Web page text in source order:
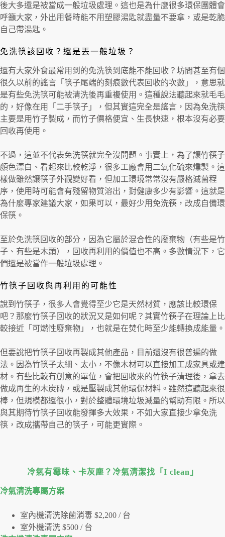
後大多還是被當成一般垃圾處理。這也是為什麼很多環保團體會
呼籲大家，外出用餐時能不用塑膠湯匙就盡量不要拿，或是乾脆
自己帶湯匙。
免洗筷該回收？還是丟一般垃圾？
還有大家外食最常用到的免洗筷到底能不能回收？坊間甚至有個
很久以前的謠言「筷子尾端的刻痕數代表回收的次數」，意思就
是有些免洗筷可能被清洗後再重複使用。這種說法聽起來就毛毛
的，好像在用「二手筷子」，但其實這完全是謠言，因為免洗筷
主要是用竹子製成，而竹子價格便宜、生長快速，根本沒有必要
回收再使用。
不過，這並不代表免洗筷就完全沒問題。事實上，為了讓竹筷子
顏色漂白、看起來比較乾淨，很多工廠會用二氧化硫來燻製。這
樣做雖然讓筷子外觀變好看，但加工環境常常沒有嚴格滅菌程
序，使用時可能會有殘留物質溶出，對健康多少有影響。這就是
為什麼專家建議大家，如果可以，最好少用免洗筷，改成自備環
保筷。
至於免洗筷回收的部分，因為它屬於混合性的廢棄物（有些是竹
子、有些是木頭），回收再利用的價值也不高。多數情況下，它
們還是被當作一般垃圾處理。
竹筷子回收與再利用的可能性
說到竹筷子，很多人會覺得至少它是天然材質，應該比較環保
吧？那麼竹筷子回收的狀況又是如何呢？其實竹筷子在理論上比
較接近「可燃性廢棄物」，也就是在焚化時至少能轉換成能量。
但要說把竹筷子回收再製成其他產品，目前還沒有很普遍的做
法。因為竹筷子太細、太小，不像木材可以直接加工成家具或建
材。有些比較有創意的單位，會把回收來的竹筷子清理後，拿去
做成再生的木炭磚，或是壓製成其他環保材料。雖然這聽起來很
棒，但規模都還很小，對於整體環境垃圾減量的幫助有限。所以
與其期待竹筷子回收能發揮多大效果，不如大家直接少拿免洗
筷，改成攜帶自己的筷子，可能更實際。
冷氣有霉味、卡灰塵？冷氣清潔找「I clean」
冷氣清洗專屬⽅案
室內機清洗除菌消毒 $2,200 / 台
室外機清洗 $500 / 台